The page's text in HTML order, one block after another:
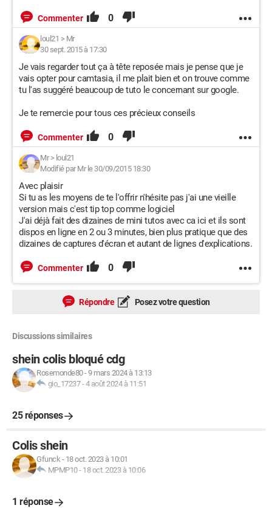
Commenter 0
loul21 > Mr
30 sept. 2015 à 17:30
Je vais regarder tout ça à tête reposée mais je pense que je
vais opter pour camtasia, il me plait bien et on trouve comme
tu l'as suggéré beaucoup de tuto le concernant sur google.
Je te remercie pour tous ces précieux conseils
Commenter 0
Mr> loul21
Modifié par Mr le 30/09/2015 18:30
Avec plaisir
Si tu as les moyens de te l'offrir n'hésite pas j'ai une vieille
version mais c'est tip top comme logiciel
J'ai déjà fait des dizaines de mini tutos avec ca ici et ils sont
dispos en ligne en 2 ou 3 minutes, bien plus pratique que des
dizaines de captures d'écran et autant de lignes d'explications.
Commenter 0
Répondre Posez votre question
Discussions similaires
shein colis bloqué cdg
Rosemonde80-9 mars 2024 à 13:13
gio_17237-4 août 2024 à 11:51
25 réponses
Colis shein
Gfunck- 18 oct. 2023 à 10:01
MPMP10- 18 oct. 2023 à 10:06
1 réponse